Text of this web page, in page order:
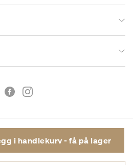
Legg i handlekurv - få på lager